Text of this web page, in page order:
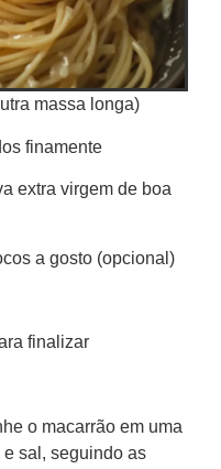
massa longa)
finamente
extra virgem de boa
a gosto (opcional)
finalizar
o macarrão em uma
sal, seguindo as